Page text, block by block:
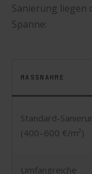
Sanierung liegen
Spanne:
MASSNAHME
Standard-
(400–600 €/m²)
Umfangreiche